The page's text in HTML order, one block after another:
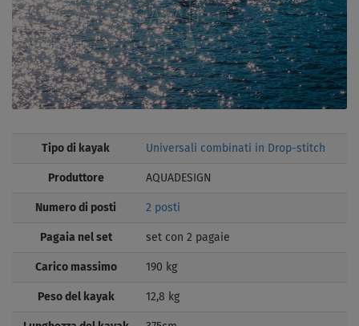
Tipo di kayak Universali combinati in Drop-stitch
Produttore AQUADESIGN
Numero di posti 2 posti
Pagaia nel set set con 2 pagaie
Carico massimo 190 kg
Peso del kayak 12,8 kg